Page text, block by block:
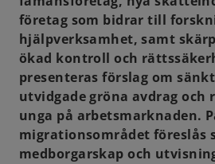
företag som bidrar till
hjälpverksamhet, samt
ökad kontroll och
presenteras förslag om
utvidgade gröna avdrag
unga på arbetsmarknaden.
migrationsområdet föreslås
medborgarskap och